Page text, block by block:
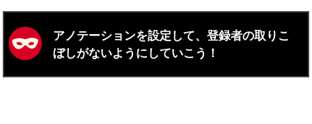
アノテーションを設定して、登録者の取りこ
ぼしがないようにしていこう！